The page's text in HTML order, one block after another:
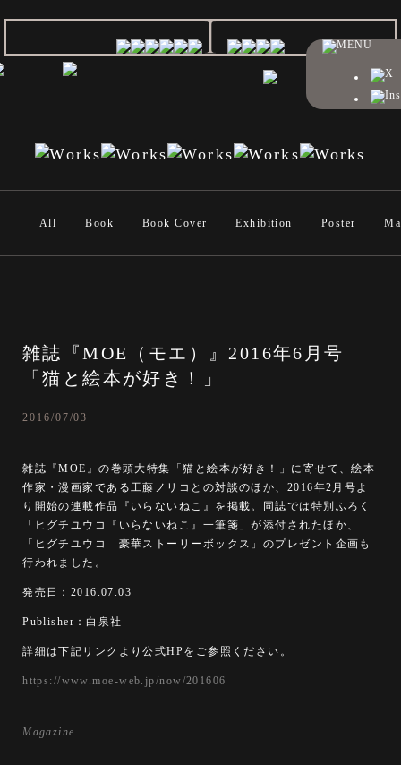
All Book Book Cover Exhibition Poster
雑誌『MOE（モエ）』2016年6月号
「猫と絵本が好き！」
2016/07/03
雑誌『MOE』の巻頭大特集「猫と絵本が好き！」に寄せて、絵本
作家・漫画家である工藤ノリコとの対談のほか、2016年2月号よ
り開始の連載作品『いらないねこ』を掲載。同誌では特別ふろく
「ヒグチユウコ『いらないねこ』一筆箋」が添付されたほか、
「ヒグチユウコ 豪華ストーリーボックス」のプレゼント企画も
行われました。
発売日：2016.07.03
Publisher：白泉社
詳細は下記リンクより公式HPをご参照ください。
https://www.moe-web.jp/now/201606
Magazine